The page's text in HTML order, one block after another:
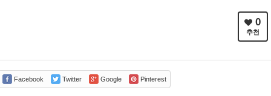
0
추천
Facebook Twitter Google Pinterest